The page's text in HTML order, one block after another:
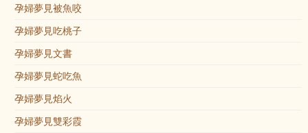
孕婦夢見被魚咬
孕婦夢見吃桃子
孕婦夢見文書
孕婦夢見蛇吃魚
孕婦夢見焰火
孕婦夢見雙彩霞